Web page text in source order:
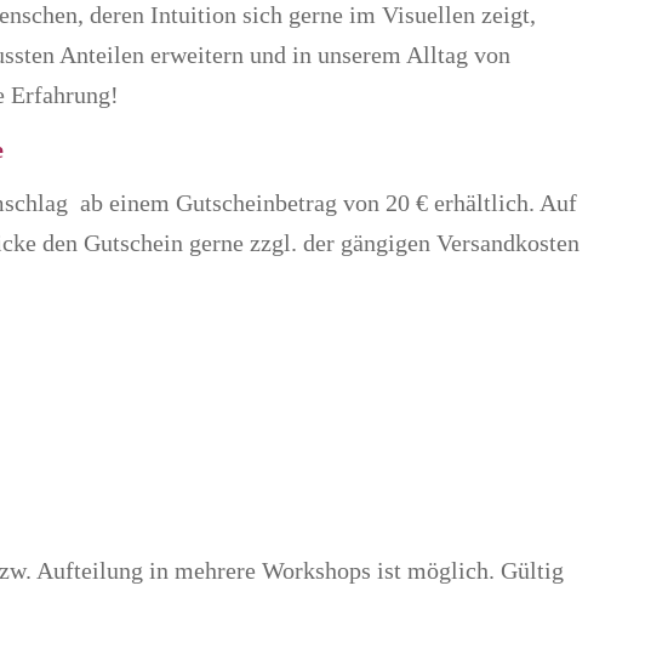
deren Intuition sich gerne im Visuellen zeigt,
Anteilen erweitern und in unserem Alltag von
Erfahrung!
ab einem Gutscheinbetrag von 20 € erhältlich. Auf
den Gutschein gerne zzgl. der gängigen Versandkosten
Aufteilung in mehrere Workshops ist möglich. Gültig